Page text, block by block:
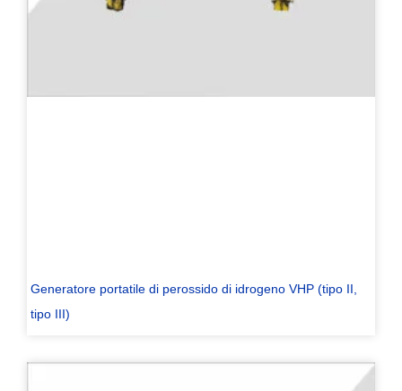
Generatore portatile di perossido di idrogeno VHP (tipo II,
tipo III)